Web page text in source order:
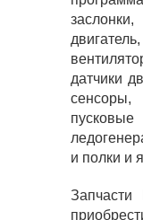
датчики
сенсоры,
и полки и